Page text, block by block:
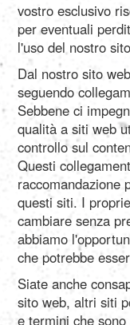
vostro esclusivo
per eventuali
l'uso del nostro
Dal nostro sito
seguendo
Sebbene ci
qualità a siti web
controllo sul
Questi
raccomandazione
questi siti. I
cambiare senza
abbiamo
che potrebbe
Siate anche
sito web, altri siti
e termini che